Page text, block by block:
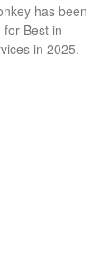
has been
for Best in
in 2025.